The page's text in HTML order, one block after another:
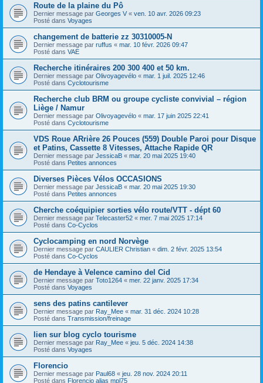
Route de la plaine du Pô
Dernier message par Georges V « ven. 10 avr. 2026 09:23
Posté dans Voyages
changement de batterie zz 30310005-N
Dernier message par ruffus « mar. 10 févr. 2026 09:47
Posté dans VAE
Recherche itinéraires 200 300 400 et 50 km.
Dernier message par Olivoyagevélo « mar. 1 juil. 2025 12:46
Posté dans Cyclotourisme
Recherche club BRM ou groupe cycliste convivial – région
Liège / Namur
Dernier message par Olivoyagevélo « mar. 17 juin 2025 22:41
Posté dans Cyclotourisme
VDS Roue ARrière 26 Pouces (559) Double Paroi pour Disque
et Patins, Cassette 8 Vitesses, Attache Rapide QR
Dernier message par JessicaB « mar. 20 mai 2025 19:40
Posté dans Petites annonces
Diverses Pièces Vélos OCCASIONS
Dernier message par JessicaB « mar. 20 mai 2025 19:30
Posté dans Petites annonces
Cherche coéquipier sorties vélo route/VTT - dépt 60
Dernier message par Telecaster52 « mer. 7 mai 2025 17:14
Posté dans Co-Cyclos
Cyclocamping en nord Norvège
Dernier message par CAULIER Christian « dim. 2 févr. 2025 13:54
Posté dans Co-Cyclos
de Hendaye à Velence camino del Cid
Dernier message par Toto1264 « mer. 22 janv. 2025 17:34
Posté dans Voyages
sens des patins cantilever
Dernier message par Ray_Mee « mar. 31 déc. 2024 10:28
Posté dans Transmission/freinage
lien sur blog cyclo tourisme
Dernier message par Ray_Mee « jeu. 5 déc. 2024 14:38
Posté dans Voyages
Florencio
Dernier message par Paul68 « jeu. 28 nov. 2024 20:11
Posté dans Florencio alias mpl75